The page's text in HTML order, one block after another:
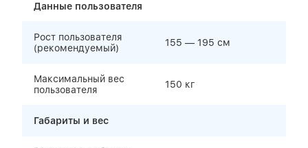
Данные пользователя
Рост пользователя
(рекомендуемый)
155 — 195 см
Максимальный вес
пользователя
150 кг
Габариты и вес